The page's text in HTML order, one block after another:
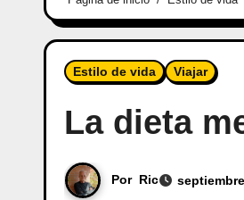
Estilo de vida Viajar
La dieta
Por Ric